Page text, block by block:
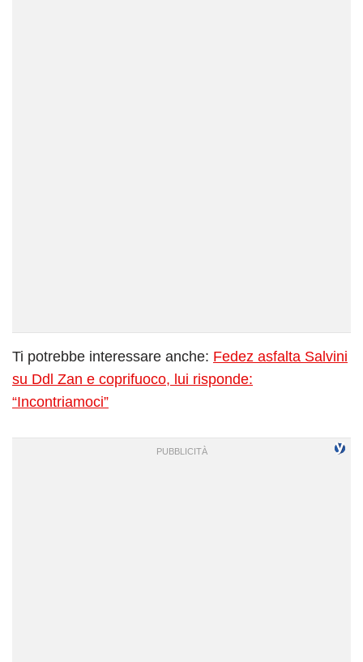
Ti potrebbe interessare anche: Fedez asfalta Salvini
su Ddl Zan e coprifuoco, lui risponde:
“Incontriamoci”